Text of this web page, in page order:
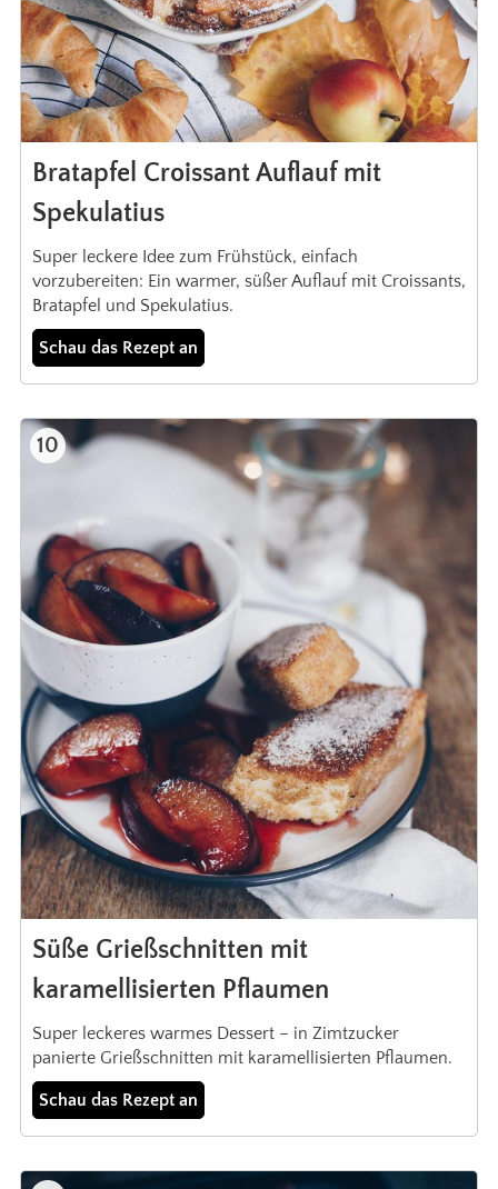
Bratapfel Croissant Auflauf mit
Spekulatius
Super leckere Idee zum Frühstück, einfach
vorzubereiten: Ein warmer, süßer Auflauf mit Croissants,
Bratapfel und Spekulatius.
Schau das Rezept an
10
Süße Grießschnitten mit
karamellisierten Pflaumen
Super leckeres warmes Dessert – in Zimtzucker
panierte Grießschnitten mit karamellisierten Pflaumen.
Schau das Rezept an